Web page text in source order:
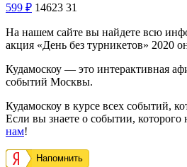
599 ₽ 14623 31
На нашем сайте вы найдете всю
акция «День без турникетов» 2020
Кудамоскоу — это интерактивная
событий Москвы.
Кудамоскоу в курсе всех событий,
Если вы знаете о событии, которого
нам!
Напомнить